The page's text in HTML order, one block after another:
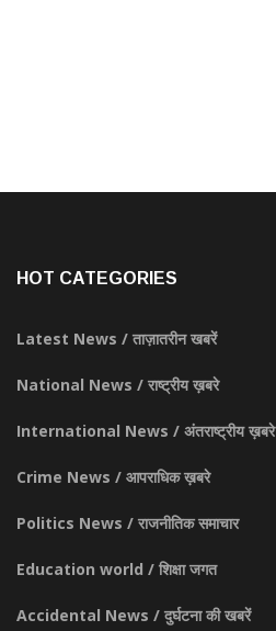
HOT CATEGORIES
Latest News / ताज़ातरीन खबरें
National News / राष्ट्रीय ख़बरे
International News / अंतराष्ट्रीय ख़बरे
Crime News / आपराधिक ख़बरे
Politics News / राजनीतिक समाचार
Education world / शिक्षा जगत
Accidental News / दुर्घटना की खबरें